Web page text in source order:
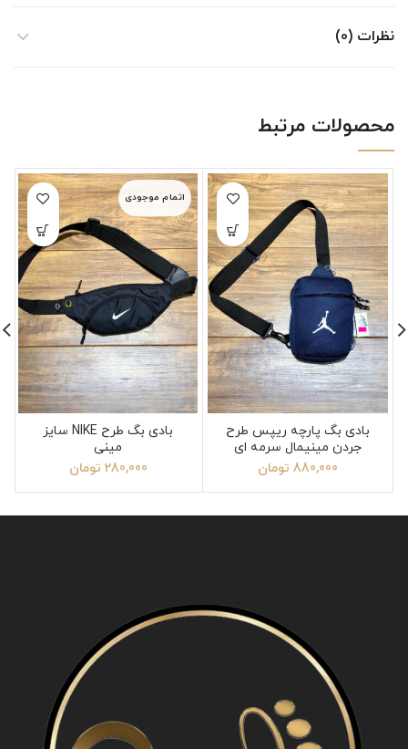
نظرات (0)
محصولات مرتبط
بادی بگ پارچه ریپس طرح
جردن مینیمال سرمه ای
880,000 تومان
اتمام موجودی
بادی بگ طرح NIKE سایز
مینی
280,000 تومان